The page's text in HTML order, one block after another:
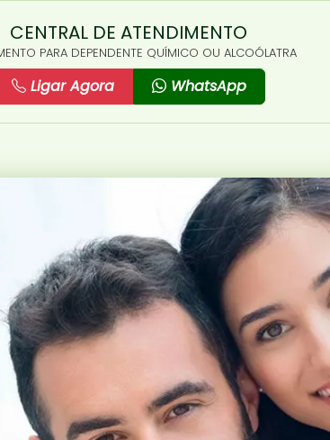
CENTRAL DE ATENDIMENTO
PARA DEPENDENTE QUÍMICO OU ALCOÓLATRA
Ligar Agora WhatsApp